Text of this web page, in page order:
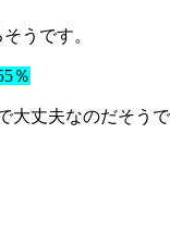
うです。
％
大丈夫なのだそう